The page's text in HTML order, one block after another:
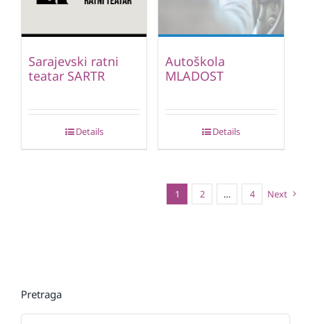
Sarajevski ratni
teatar SARTR
Details
Autoškola
MLADOST
Details
1 2 … 4 Next
Pretraga